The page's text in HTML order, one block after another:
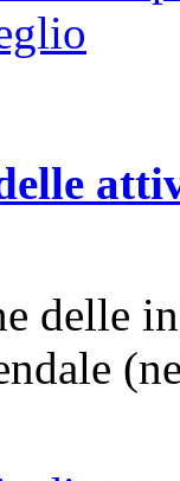
delle